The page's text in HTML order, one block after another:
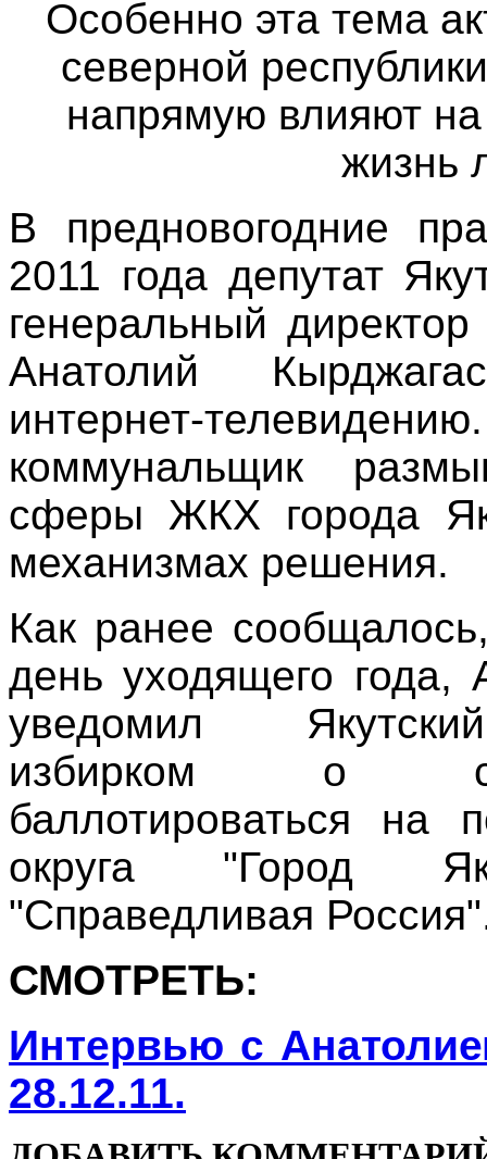
Особенно эта тема
северной
напрямую влияют
жизнь
В предновогодние
2011 года депутат
генеральный
Анатолий
интернет-
коммунальщик
сферы ЖКХ города
механизмах решения.
Как ранее
день уходящего года,
уведомил
избирком о
баллотироваться на
округа "Город
"Справедливая
СМОТРЕТЬ:
Интервью с
28.12.11.